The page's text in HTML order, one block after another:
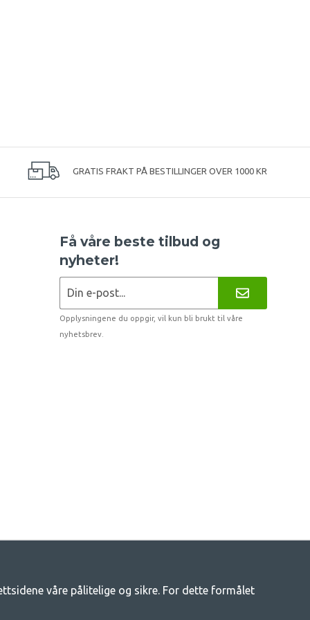
GRATIS FRAKT PÅ BESTILLINGER OVER 1000 KR
Få våre beste tilbud og
nyheter!
Opplysningene du oppgir, vil kun bli brukt til våre
nyhetsbrev.
våre pålitelige og sikre. For dette formålet